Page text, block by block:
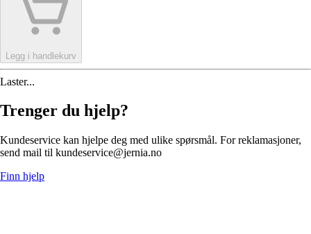
Legg i handlekurv
Laster...
Trenger du hjelp?
Kundeservice kan hjelpe deg med ulike spørsmål. For reklamasjoner,
send mail til kundeservice@jernia.no
Finn hjelp